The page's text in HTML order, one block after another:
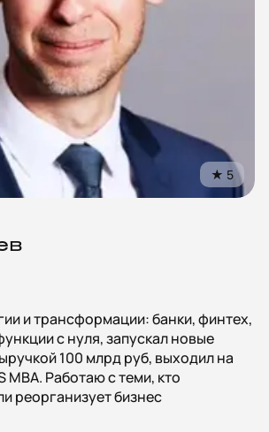
★ 5
и трансформации: банки, финтех,
с нуля, запускал новые
100 млрд руб, выходил на
MBA. Работаю с теми, кто
реорганизует бизнес